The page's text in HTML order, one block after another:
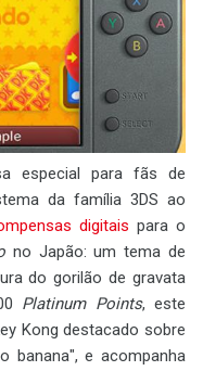
especial para fãs de
da família 3DS ao
digitais para o
no Japão: um tema de
do gorilão de gravata
Platinum Points, este
Kong destacado sobre
banana", e acompanha